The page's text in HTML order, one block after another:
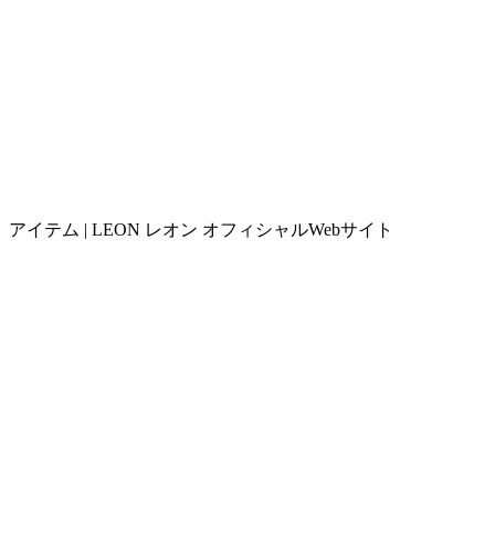
アイテム | LEON レオン オフィシャルWebサイト